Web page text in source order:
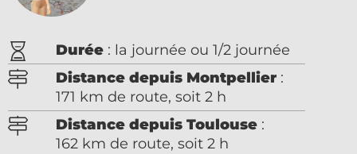
Durée : la journée ou 1/2 journée
Distance depuis Montpellier :
171 km de route, soit 2 h
Distance depuis Toulouse :
162 km de route, soit 2 h